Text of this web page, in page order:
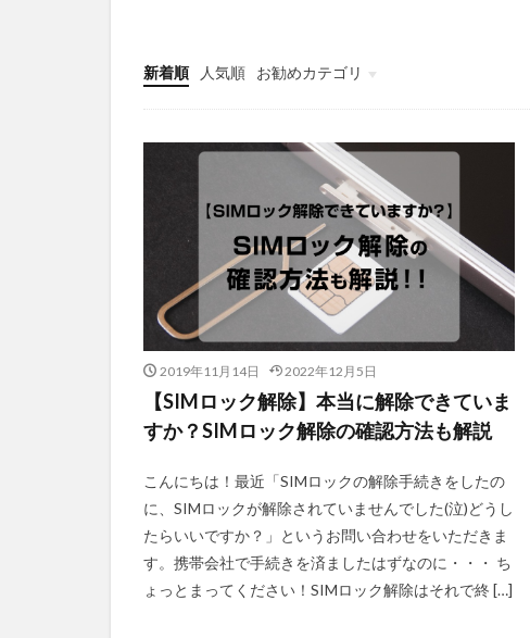
新着順 人気順
お勧めカテゴリ
未分類
2019年11月14日 2022年12月5日
【SIMロック解除】本当に解除できていま
すか？SIMロック解除の確認方法も解説
こんにちは！最近「SIMロックの解除手続きをしたの
に、SIMロックが解除されていませんでした(泣)どうし
たらいいですか？」というお問い合わせをいただきま
す。携帯会社で手続きを済ましたはずなのに・・・ ち
ょっとまってください！SIMロック解除はそれで終 […]